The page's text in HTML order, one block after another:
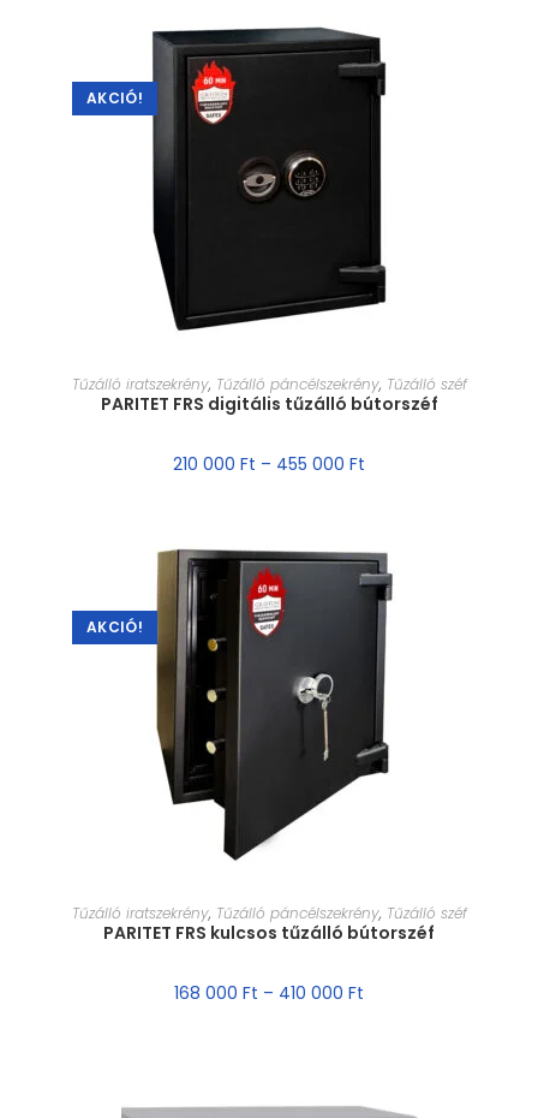
AKCIÓ!
MÉRET VÁLASZTÁSA
Tűzálló iratszekrény, Tűzálló páncélszekrény, Tűzálló széf
PARITET FRS digitális tűzálló bútorszéf
210 000 Ft – 455 000 Ft
AKCIÓ!
MÉRET VÁLASZTÁSA
Tűzálló iratszekrény, Tűzálló páncélszekrény, Tűzálló széf
PARITET FRS kulcsos tűzálló bútorszéf
168 000 Ft – 410 000 Ft